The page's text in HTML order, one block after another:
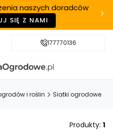
naszych doradców
SIĘ Z NAMI
Szybka realizacja
177770136
i roślin Siatki ogrodowe
Produkty: 1